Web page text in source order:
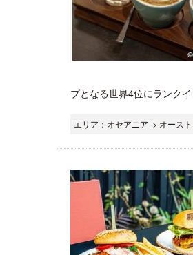
プとなる世界4位にランク
エリア：オセアニア > オース